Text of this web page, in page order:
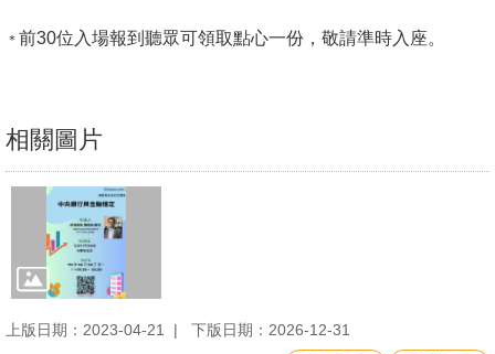
法
輔
捐
＊ 前30位入場報到聽眾可領取點心一份，敬請準時入座。
相關圖片
上版日期：2023-04-21
下版日期：2026-12-31